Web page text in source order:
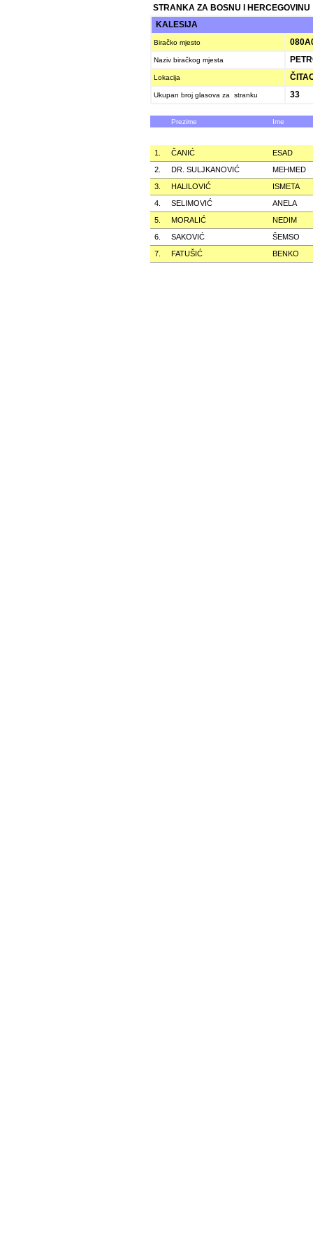
STRANKA ZA BOSNU I HERCEGOVINU
KALESIJA
Biračko mjesto
Naziv biračkog mjesta
Lokacija
Ukupan broj glasova za stranku 33
Prezime Ime
1. ČANIĆ
ESAD
2.
DR. SULJKANOVIĆ
MEHMED
3.
HALILOVIĆ
ISMETA
4.
SELIMOVIĆ
ANELA
5.
MORALIĆ
NEDIM
6.
SAKOVIĆ
ŠEMSO
7.
FATUŠIĆ BENKO